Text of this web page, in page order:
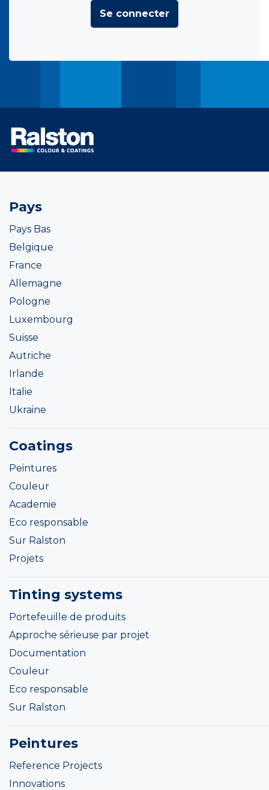
Se connecter
Pays
Pays Bas
Belgique
France
Allemagne
Pologne
Luxembourg
Suisse
Autriche
Irlande
Italie
Ukraine
Coatings
Peintures
Couleur
Academie
Eco responsable
Sur Ralston
Projets
Tinting systems
Portefeuille de produits
Approche sérieuse par projet
Documentation
Couleur
Eco responsable
Sur Ralston
Peintures
Reference Projects
Innovations